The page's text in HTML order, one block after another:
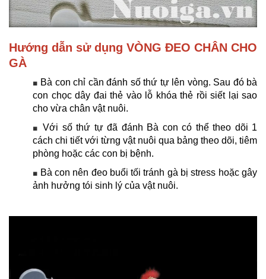
Hướng dẫn sử dụng VÒNG ĐEO CHÂN CHO
GÀ
■ Bà con chỉ cần đánh số thứ tự lên vòng. Sau đó bà
con chọc dây đai thẻ vào lỗ khóa thẻ rồi siết lại sao
cho vừa chân vật nuôi.
■ Với số thứ tự đã đánh Bà con có thể theo dõi 1
cách chi tiết với từng vật nuôi qua bảng theo dõi, tiêm
phòng hoặc các con bị bệnh.
■ Bà con nên đeo buổi tối tránh gà bị stress hoặc gây
ảnh hưởng tói sinh lý của vật nuôi.